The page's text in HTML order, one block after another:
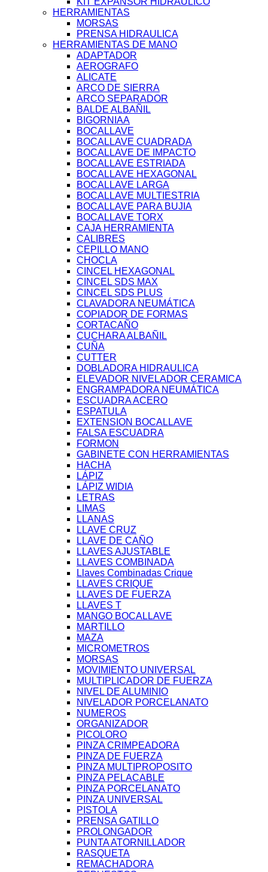
HERRAMIENTAS
MORSAS
PRENSA HIDRAULICA
HERRAMIENTAS DE MANO
ADAPTADOR
AEROGRAFO
ALICATE
ARCO DE SIERRA
ARCO SEPARADOR
BALDE ALBAÑIL
BIGORNIAA
BOCALLAVE
BOCALLAVE CUADRADA
BOCALLAVE DE IMPACTO
BOCALLAVE ESTRIADA
BOCALLAVE HEXAGONAL
BOCALLAVE LARGA
BOCALLAVE MULTIESTRIA
BOCALLAVE PARA BUJIA
BOCALLAVE TORX
CAJA HERRAMIENTA
CALIBRES
CEPILLO MANO
CHOCLA
CINCEL HEXAGONAL
CINCEL SDS MAX
CINCEL SDS PLUS
CLAVADORA NEUMÁTICA
COPIADOR DE FORMAS
CORTACAÑO
CUCHARA ALBAÑIL
CUÑA
CUTTER
DOBLADORA HIDRAULICA
ELEVADOR NIVELADOR CERAMICA
ENGRAMPADORA NEUMÁTICA
ESCUADRA ACERO
ESPATULA
EXTENSION BOCALLAVE
FALSA ESCUADRA
FORMON
GABINETE CON HERRAMIENTAS
HACHA
LÁPIZ
LÁPIZ WIDIA
LETRAS
LIMAS
LLANAS
LLAVE CRUZ
LLAVE DE CAÑO
LLAVES AJUSTABLE
LLAVES COMBINADA
Llaves Combinadas Crique
LLAVES CRIQUE
LLAVES DE FUERZA
LLAVES T
MANGO BOCALLAVE
MARTILLO
MAZA
MICROMETROS
MORSAS
MOVIMIENTO UNIVERSAL
MULTIPLICADOR DE FUERZA
NIVEL DE ALUMINIO
NIVELADOR PORCELANATO
NUMEROS
ORGANIZADOR
PICOLORO
PINZA CRIMPEADORA
PINZA DE FUERZA
PINZA MULTIPROPOSITO
PINZA PELACABLE
PINZA PORCELANATO
PINZA UNIVERSAL
PISTOLA
PRENSA GATILLO
PROLONGADOR
PUNTA ATORNILLADOR
RASQUETA
REMACHADORA